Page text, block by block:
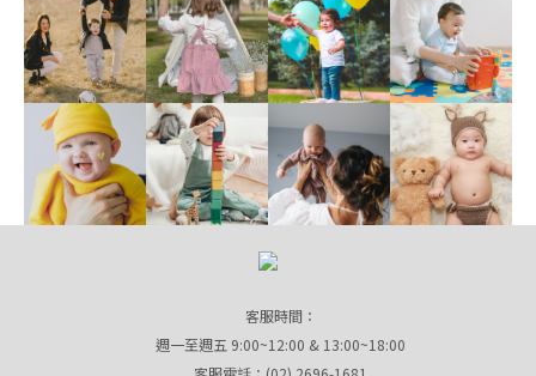
客服時間：
週一至週五 9:00~12:00 & 13:00~18:00